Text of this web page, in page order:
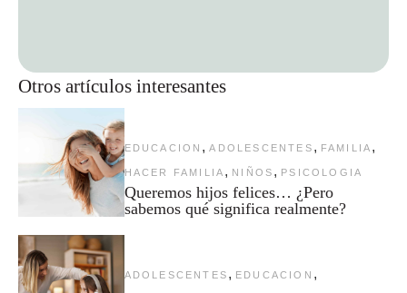
Otros artículos interesantes
EDUCACION , ADOLESCENTES , FAMILIA ,
HACER FAMILIA , NIÑOS , PSICOLOGIA
Queremos hijos felices… ¿Pero
sabemos qué significa realmente?
ADOLESCENTES , EDUCACION ,